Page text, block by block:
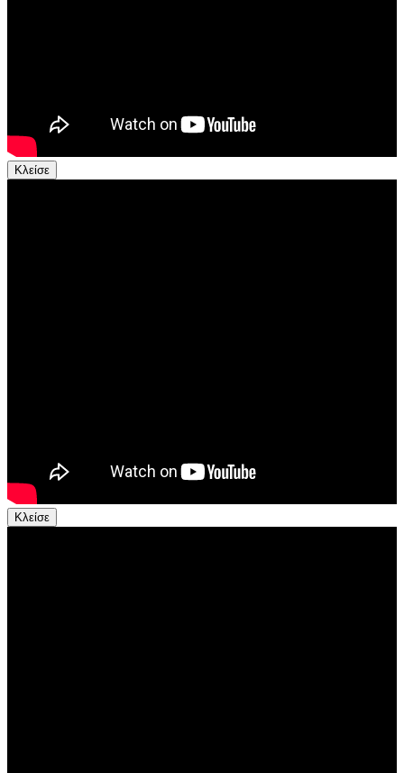
Κλείσε
Κλείσε